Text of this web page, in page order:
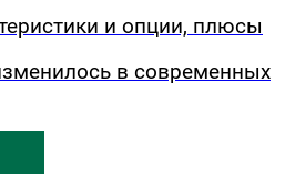
и опции, плюсы
в современных